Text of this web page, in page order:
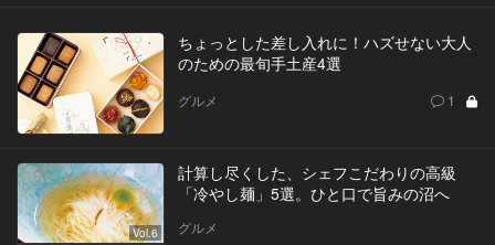
ちょっとした差し入れに！ハズせない大人
のための最旬手土産4選
グルメ 1
Vol.6
計算し尽くした、シェフこだわりの高級
「冷やし麺」5選。ひと口で旨みの沼へ
グルメ